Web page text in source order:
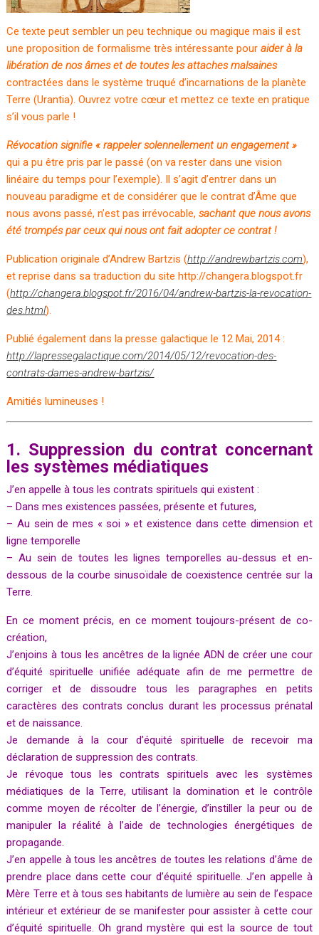
Ce texte peut sembler un peu technique ou magique mais il est
une proposition de formalisme très intéressante pouraider à la
libération de nos âmes et de toutes les attaches malsaines
contractées dans le système truqué d’incarnations de la planète
Terre (Urantia). Ouvrez votre cœur et mettez ce texte en pratique
s’il vous parle !
Révocation signifie « rappeler solennellement un engagement »
qui a pu être pris par le passé (on va rester dans une vision
linéaire du temps pour l’exemple). Il s’agit d’entrer dans un
nouveau paradigme et de considérer que le contrat d’Âme que
nous avons passé, n’est pas irrévocable,sachant que nous avons
été trompés par ceux qui nous ont fait adopter ce contrat !
Publication originale d’Andrew Bartzis (http://andrewbartzis.com),
et reprise dans sa traduction du site http://changera.blogspot.fr
(http://changera.blogspot.fr/2016/04/andrew-bartzis-la-revocation-
des.html).
Publié également dans la presse galactique le 12 Mai, 2014 :
http://lapressegalactique.com/2014/05/12/revocation-des-
contrats-dames-andrew-bartzis/
Amitiés lumineuses !
1. Suppression du contrat concernant
les systèmes médiatiques
J’en appelle à tous les contrats spirituels qui existent :
– Dans mes existences passées, présente et futures,
– Au sein de mes « soi » et existence dans cette dimension et
ligne temporelle
– Au sein de toutes les lignes temporelles au-dessus et en-
dessous de la courbe sinusoïdale de coexistence centrée sur la
Terre.
En ce moment précis, en ce moment toujours-présent de co-
création,
J’enjoins à tous les ancêtres de la lignée ADN de créer une cour
d’équité spirituelle unifiée adéquate afin de me permettre de
corriger et de dissoudre tous les paragraphes en petits
caractères des contrats conclus durant les processus prénatal
et de naissance.
Je demande à la cour d’équité spirituelle de recevoir ma
déclaration de suppression des contrats.
Je révoque tous les contrats spirituels avec les systèmes
médiatiques de la Terre, utilisant la domination et le contrôle
comme moyen de récolter de l’énergie, d’instiller la peur ou de
manipuler la réalité à l’aide de technologies énergétiques de
propagande.
J’en appelle à tous les ancêtres de toutes les relations d’âme de
prendre place dans cette cour d’équité spirituelle. J’en appelle à
Mère Terre et à tous ses habitants de lumière au sein de l’espace
intérieur et extérieur de se manifester pour assister à cette cour
d’équité spirituelle. Oh grand mystère qui est la source de tout